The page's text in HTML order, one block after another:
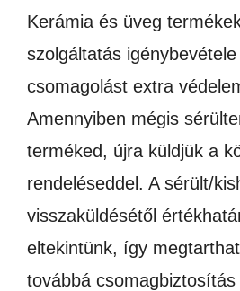
Kerámia és üveg
szolgáltatás
csomagolást extra
Amennyiben mégis
terméked, újra küldjük a
rendeléseddel. A sérült/
visszaküldésétől
eltekintünk, így
továbbá